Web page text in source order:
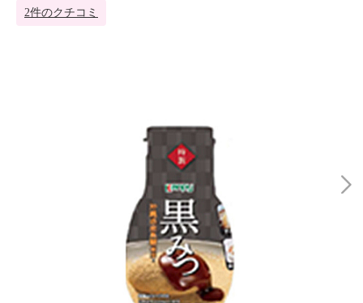
2件のクチコミ